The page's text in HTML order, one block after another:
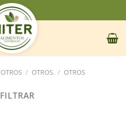
OTROS / OTROS. / OTROS
FILTRAR